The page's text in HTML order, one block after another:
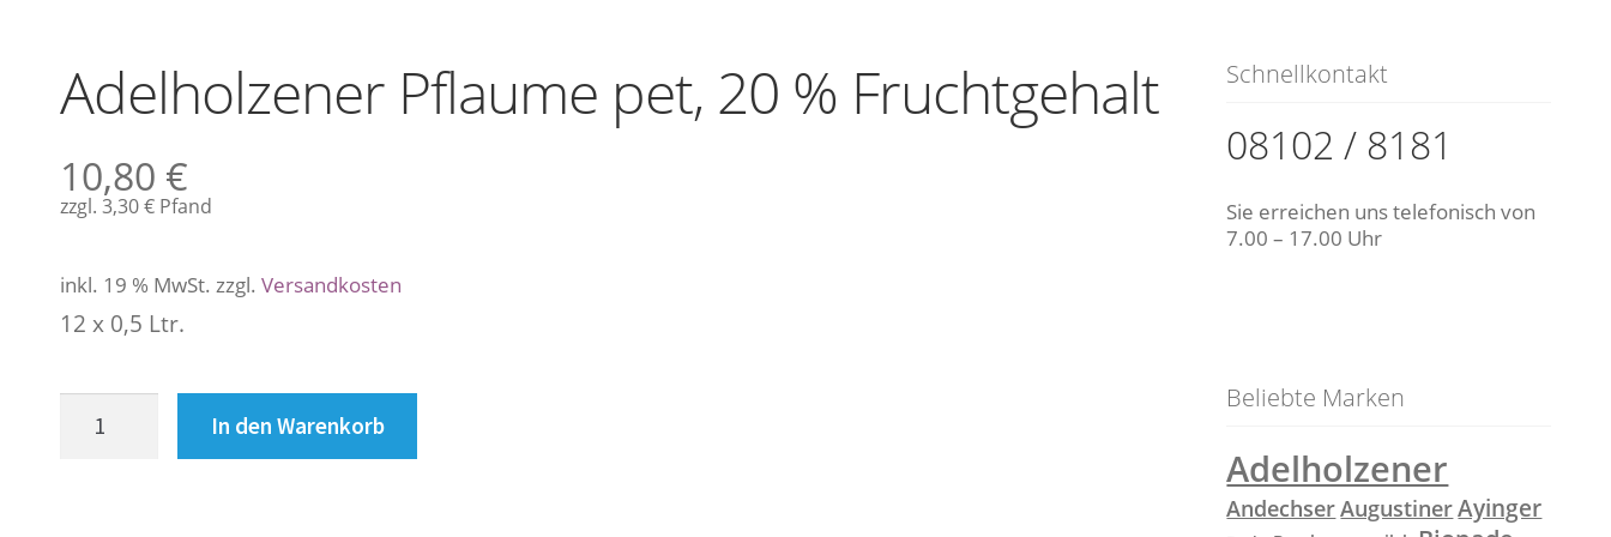
Adelholzener Pflaume pet, 20 % Fruchtgehalt
10,80 €
zzgl.3,30€ Pfand
inkl. 19 % MwSt. zzgl.Versandkosten
12 x 0,5 Ltr.
Pflaume
In den Warenkorb
Schnellkontakt
08102 / 8181
Sie erreichen uns telefonisch von
7.00 – 17.00 Uhr
Beliebte Marken
Adelholzener
AndechserAugustinerAyinger